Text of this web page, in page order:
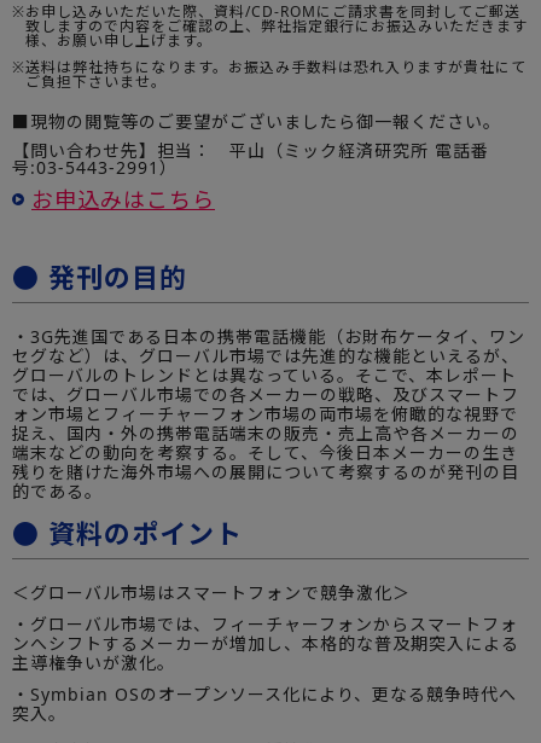
※お申し込みいただいた際、資料/CD-ROMにご請求書を同封してご郵送
致しますので内容をご確認の上、弊社指定銀行にお振込みいただきます
様、お願い申し上げます。
※送料は弊社持ちになります。お振込み手数料は恐れ入りますが貴社にて
ご負担下さいませ。
■現物の閲覧等のご要望がございましたら御一報ください。
【問い合わせ先】担当： 平山（ミック経済研究所 電話番
号:03-5443-2991）
お申込みはこちら
● 発刊の目的
・3G先進国である日本の携帯電話機能（お財布ケータイ、ワン
セグなど）は、グローバル市場では先進的な機能といえるが、
グローバルのトレンドとは異なっている。そこで、本レポート
では、グローバル市場での各メーカーの戦略、及びスマートフ
ォン市場とフィーチャーフォン市場の両市場を俯瞰的な視野で
捉え、国内・外の携帯電話端末の販売・売上高や各メーカーの
端末などの動向を考察する。そして、今後日本メーカーの生き
残りを賭けた海外市場への展開について考察するのが発刊の目
的である。
● 資料のポイント
＜グローバル市場はスマートフォンで競争激化＞
・グローバル市場では、フィーチャーフォンからスマートフォ
ンへシフトするメーカーが増加し、本格的な普及期突入による
主導権争いが激化。
・Symbian OSのオープンソース化により、更なる競争時代へ
突入。